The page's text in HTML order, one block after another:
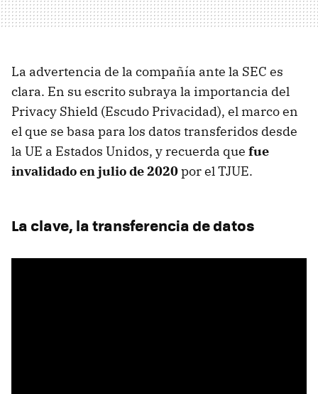
La advertencia de la compañía ante la SEC es
clara. En su escrito subraya la importancia del
Privacy Shield (Escudo Privacidad), el marco en
el que se basa para los datos transferidos desde
la UE a Estados Unidos, y recuerda que fue
invalidado en julio de 2020por el TJUE.
La clave, la transferencia de datos